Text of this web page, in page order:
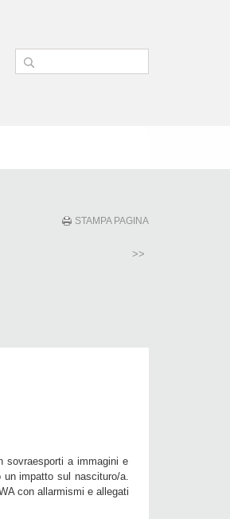
STAMPA PAGINA
>>
sovraesporti a immagini e
un impatto sul nascituro/a.
con allarmismi e allegati